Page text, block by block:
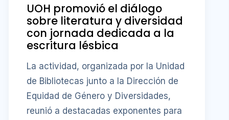
UOH promovió el diálogo
sobre literatura y diversidad
con jornada dedicada a la
escritura lésbica
La actividad, organizada por la Unidad
de Bibliotecas junto a la Dirección de
Equidad de Género y Diversidades,
reunió a destacadas exponentes para